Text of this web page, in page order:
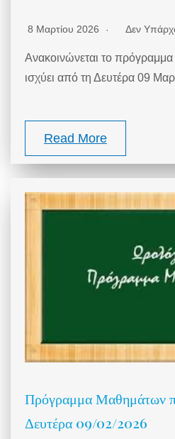
8 Μαρτίου 2026 Δεν
Ανακοινώνεται το
ισχύει από τη Δευτέρα 09
Read More
Πρόγραμμα Μαθημάτων
Δευτέρα 09/02/2026